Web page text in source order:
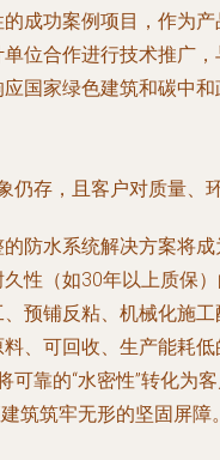
的成功案例项目，作为
单位合作进行技术推广
应国家绿色建筑和碳中
仍存，且客户对质量、
的防水系统解决方案将成
久性（如30年以上质保
、预铺反粘、机械化施
料、可回收、生产能耗低
可靠的“水密性”转化为
筑筑牢无形的坚固屏障。